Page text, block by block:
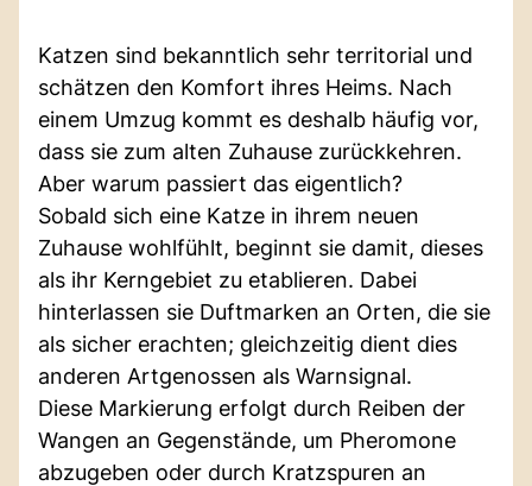
Katzen sind bekanntlich sehr territorial und
schätzen den Komfort ihres Heims. Nach
einem Umzug kommt es deshalb häufig vor,
dass sie zum alten Zuhause zurückkehren.
Aber warum passiert das eigentlich?
Sobald sich eine Katze in ihrem neuen
Zuhause wohlfühlt, beginnt sie damit, dieses
als ihr Kerngebiet zu etablieren. Dabei
hinterlassen sie Duftmarken an Orten, die sie
als sicher erachten; gleichzeitig dient dies
anderen Artgenossen als Warnsignal.
Diese Markierung erfolgt durch Reiben der
Wangen an Gegenstände, um Pheromone
abzugeben oder durch Kratzspuren an